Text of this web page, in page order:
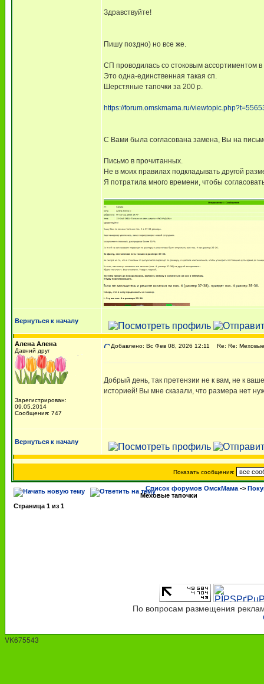
Здравствуйте!
Пишу поздно) но все же.
СП проводилась со стоковым ассортиментом в
Это одна-единственная такая сп.
Шерстяные тапочки за 200 р.
https://forum.omskmama.ru/
С Вами была согласована замена, Вы на
Письмо в прочитанных.
Не в моих правилах подкладывать другой
Я потратила много времени, чтобы
Вернуться к началу
Алена Алена
Давний друг
Зарегистрирован:
09.05.2014
Сообщения: 747
Добавлено: Вс Фев 08, 2026 12:11 Re: Re: Меховые
Добрый день, так претензии не к вам, не к
историей! Вы мне сказали, что размера нет
Вернуться к началу
Показать сообщения:
Список форумов ОмскМама ->
Меховые тапочки
Страница 1 из 1
По вопросам размещения
VK675543